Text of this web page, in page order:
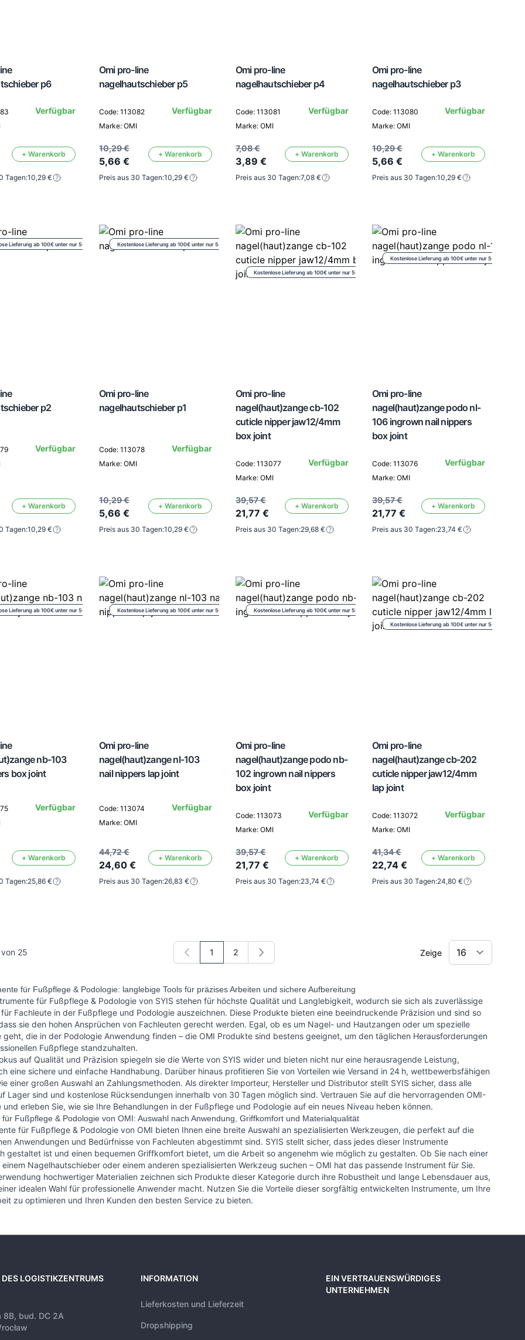
p6
Verfügbar
+ Warenkorb
Tagen:10,29 €
Omi pro-line
nagelhautschieber p5
Code: 113082
Marke: OMI
Verfügbar
10,29 €
5,66 €
+ Warenkorb
Preis aus 30 Tagen:10,29 €
Omi pro-line
nagelhautschieber p4
Code: 113081
Marke: OMI
Verfügbar
7,08 €
3,89 €
+ Warenkorb
Preis aus 30 Tagen:7,08 €
Omi pro-line
nagelhautschieber p3
Code: 113080
Marke: OMI
Verfügbar
10,29 €
5,66 €
+ Warenkorb
Preis aus 30 Tagen:10,29 €
Lieferung ab 100€ unter nur 5€
p2
Verfügbar
+ Warenkorb
Tagen:10,29 €
Kostenlose Lieferung ab 100€ unter nur 5€
Omi pro-line
nagelhautschieber p1
Code: 113078
Marke: OMI
Verfügbar
10,29 €
5,66 €
+ Warenkorb
Preis aus 30 Tagen:10,29 €
Kostenlose Lieferung ab 100€ unter nur 5€
Omi pro-line
nagel(haut)zange cb-102
cuticle nipper jaw12/4mm
box joint
Code: 113077
Marke: OMI
Verfügbar
39,57 €
21,77 €
+ Warenkorb
Preis aus 30 Tagen:29,68 €
Kostenlose Lieferung ab 100€ unter nur 5€
Omi pro-line
nagel(haut)zange podo nl-
106 ingrown nail nippers
box joint
Code: 113076
Marke: OMI
Verfügbar
39,57 €
21,77 €
+ Warenkorb
Preis aus 30 Tagen:23,74 €
Lieferung ab 100€ unter nur 5€
nb-103
box joint
Verfügbar
+ Warenkorb
Tagen:25,86 €
Kostenlose Lieferung ab 100€ unter nur 5€
Omi pro-line
nagel(haut)zange nl-103
nail nippers lap joint
Code: 113074
Marke: OMI
Verfügbar
44,72 €
24,60 €
+ Warenkorb
Preis aus 30 Tagen:26,83 €
Kostenlose Lieferung ab 100€ unter nur 5€
Omi pro-line
nagel(haut)zange podo nb-
102 ingrown nail nippers
box joint
Code: 113073
Marke: OMI
Verfügbar
39,57 €
21,77 €
+ Warenkorb
Preis aus 30 Tagen:23,74 €
Kostenlose Lieferung ab 100€ unter nur 5€
Omi pro-line
nagel(haut)zange cb-202
cuticle nipper jaw12/4mm
lap joint
Code: 113072
Marke: OMI
Verfügbar
41,34 €
22,74 €
+ Warenkorb
Preis aus 30 Tagen:24,80 €
von 25 Sie lesen gerade die Seite
1 Seite
2 Zeige
für Fußpflege & Podologie: langlebige Tools für präzises Arbeiten und sichere Aufbereitung
für Fußpflege & Podologie von SYIS stehen für höchste Qualität und Langlebigkeit, wodurch sie sich als zuverlässige
Fachleute in der Fußpflege und Podologie auszeichnen. Diese Produkte bieten eine beeindruckende Präzision und sind so
sie den hohen Ansprüchen von Fachleuten gerecht werden. Egal, ob es um Nagel- und Hautzangen oder um spezielle
geht, die in der Podologie Anwendung finden – die OMI Produkte sind bestens geeignet, um den täglichen Herausforderungen
Fußpflege standzuhalten.
auf Qualität und Präzision spiegeln sie die Werte von SYIS wider und bieten nicht nur eine herausragende Leistung,
eine sichere und einfache Handhabung. Darüber hinaus profitieren Sie von Vorteilen wie Versand in 24 h, wettbewerbsfähigen
einer großen Auswahl an Zahlungsmethoden. Als direkter Importeur, Hersteller und Distributor stellt SYIS sicher, dass alle
Lager sind und kostenlose Rücksendungen innerhalb von 30 Tagen möglich sind. Vertrauen Sie auf die hervorragenden OMI-
und erleben Sie, wie sie Ihre Behandlungen in der Fußpflege und Podologie auf ein neues Niveau heben können.
Fußpflege & Podologie von OMI: Auswahl nach Anwendung, Griffkomfort und Materialqualität
für Fußpflege & Podologie von OMI bieten Ihnen eine breite Auswahl an spezialisierten Werkzeugen, die perfekt auf die
Anwendungen und Bedürfnisse von Fachleuten abgestimmt sind. SYIS stellt sicher, dass jedes dieser Instrumente
gestaltet ist und einen bequemen Griffkomfort bietet, um die Arbeit so angenehm wie möglich zu gestalten. Ob Sie nach einer
Nagelhautschieber oder einem anderen spezialisierten Werkzeug suchen – OMI hat das passende Instrument für Sie.
hochwertiger Materialien zeichnen sich Produkte dieser Kategorie durch ihre Robustheit und lange Lebensdauer aus,
idealen Wahl für professionelle Anwender macht. Nutzen Sie die Vorteile dieser sorgfältig entwickelten Instrumente, um Ihre
zu optimieren und Ihren Kunden den besten Service zu bieten.
LOGISTIKZENTRUMS
8B, bud. DC 2A
INFORMATION
Lieferkosten und Lieferzeit
Dropshipping
EIN VERTRAUENSWÜRDIGES
UNTERNEHMEN